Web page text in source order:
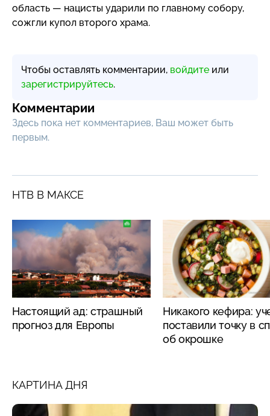
область — нацисты ударили по главному собору,
сожгли купол второго храма.
Чтобы оставлять комментарии, войдите или
зарегистрируйтесь.
Комментарии
Здесь пока нет комментариев, Ваш может быть
первым.
НТВ В МАКСЕ
Настоящий ад: страшный
прогноз для Европы
Никакого кефира:
поставили точку в
об окрошке
КАРТИНА ДНЯ